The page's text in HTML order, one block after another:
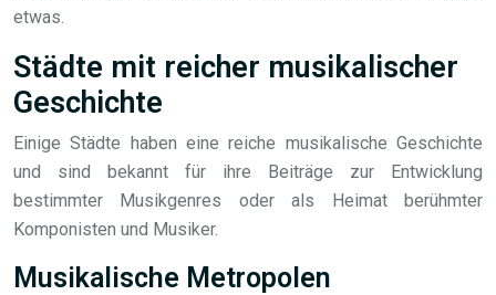
etwas.
Städte mit reicher musikalischer
Geschichte
Einige Städte haben eine reiche musikalische Geschichte
und sind bekannt für ihre Beiträge zur Entwicklung
bestimmter Musikgenres oder als Heimat berühmter
Komponisten und Musiker.
Musikalische Metropolen